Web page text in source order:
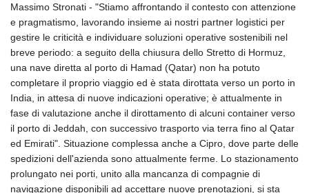
Massimo Stronati - "Stiamo affrontando il contesto con attenzione
e pragmatismo, lavorando insieme ai nostri partner logistici per
gestire le criticità e individuare soluzioni operative sostenibili nel
breve periodo: a seguito della chiusura dello Stretto di Hormuz,
una nave diretta al porto di Hamad (Qatar) non ha potuto
completare il proprio viaggio ed è stata dirottata verso un porto in
India, in attesa di nuove indicazioni operative; è attualmente in
fase di valutazione anche il dirottamento di alcuni container verso
il porto di Jeddah, con successivo trasporto via terra fino al Qatar
ed Emirati". Situazione complessa anche a Cipro, dove parte delle
spedizioni dell'azienda sono attualmente ferme. Lo stazionamento
prolungato nei porti, unito alla mancanza di compagnie di
navigazione disponibili ad accettare nuove prenotazioni, si sta